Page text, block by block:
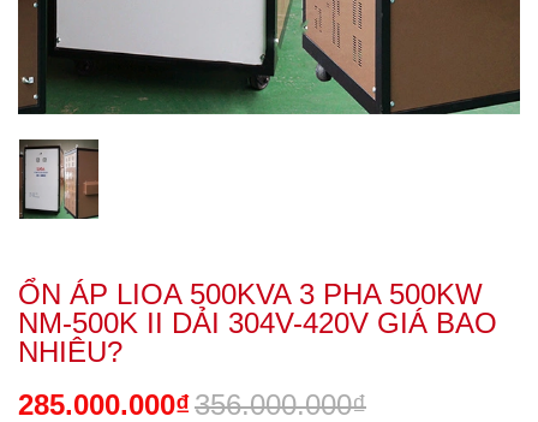
ỔN ÁP LIOA 500KVA 3 PHA 500KW
NM-500K II DẢI 304V-420V GIÁ BAO
NHIÊU?
285.000.000₫356.000.000₫